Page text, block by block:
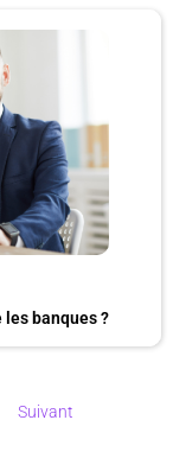
banques ?
Suivant